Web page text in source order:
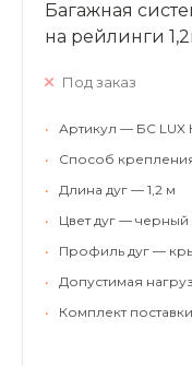
Багажная
на рейлинги
Под заказ
•
Артикул — БС LUX
•
Способ
•
Длина дуг — 1,2 м
•
Цвет дуг — черный
•
Профиль дуг —
•
Допустимая
•
Комплект